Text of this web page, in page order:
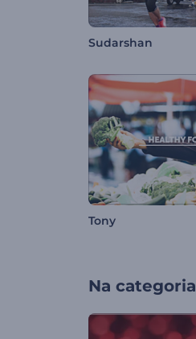
Sudarshan
Tony
Na categoria